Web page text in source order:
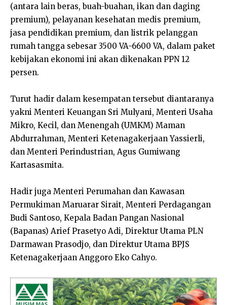
(antara lain beras, buah-buahan, ikan dan daging
premium), pelayanan kesehatan medis premium,
jasa pendidikan premium, dan listrik pelanggan
rumah tangga sebesar 3500 VA-6600 VA, dalam paket
kebijakan ekonomi ini akan dikenakan PPN 12
persen.
Turut hadir dalam kesempatan tersebut diantaranya
yakni Menteri Keuangan Sri Mulyani, Menteri Usaha
Mikro, Kecil, dan Menengah (UMKM) Maman
Abdurrahman, Menteri Ketenagakerjaan Yassierli,
dan Menteri Perindustrian, Agus Gumiwang
Kartasasmita.
Hadir juga Menteri Perumahan dan Kawasan
Permukiman Maruarar Sirait, Menteri Perdagangan
Budi Santoso, Kepala Badan Pangan Nasional
(Bapanas) Arief Prasetyo Adi, Direktur Utama PLN
Darmawan Prasodjo, dan Direktur Utama BPJS
Ketenagakerjaan Anggoro Eko Cahyo.